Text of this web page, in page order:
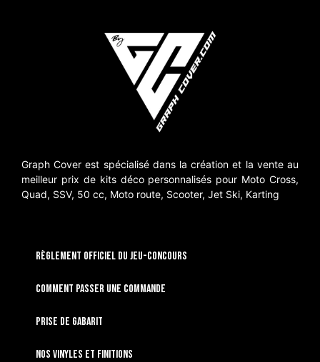
Graph Cover est spécialisé dans la création et la vente au
meilleur prix de kits déco personnalisés pour Moto Cross,
Quad, SSV, 50 cc, Moto route, Scooter, Jet Ski, Karting
RÈGLEMENT OFFICIEL DU JEU-CONCOURS
Comment passer une commande
Prise de gabarit
Nos vinyles et finitions